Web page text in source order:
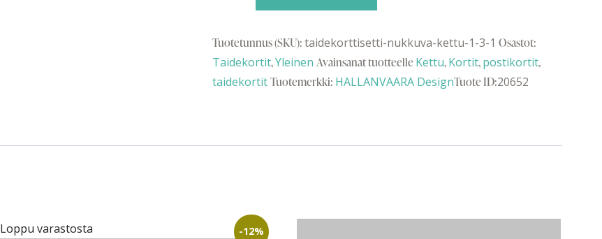
Tuotetunnus (SKU):taidekorttisetti-nukkuva-kettu-1-3-1 Osastot:
Taidekortit,Yleinen Avainsanat tuotteelle Kettu,Kortit,postikortit,
taidekortitTuotemerkki: HALLANVAARA DesignTuote ID:20652
Loppu varastosta -12%